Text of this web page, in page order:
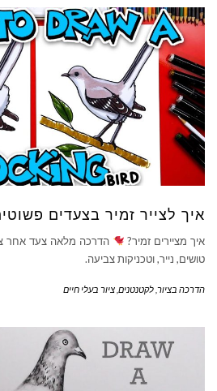
איך לצייר זמיר בצעדים
איך מציירים זמיר?
הדרכה מלאה צעד אחר
טושים, נייר, וטכניקות צביעה.
הדרכה בציור לקטנטנים ציור בעלי חיים